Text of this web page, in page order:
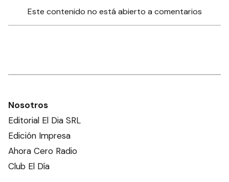
Este contenido no está abierto a comentarios
Nosotros
Editorial El Dia SRL
Edición Impresa
Ahora Cero Radio
Club El Día